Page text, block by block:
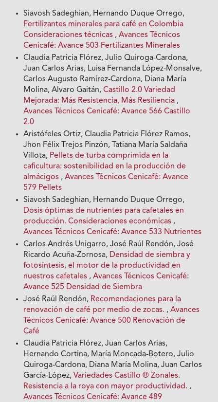
Siavosh Sadeghian, Hernando Duque Orrego,
Fertilizantes minerales para café en Colombia
Consideraciones técnicas ,Avances Técnicos
Cenicafé: Avance 503 Fertilizantes Minerales
Claudia Patricia Flórez, Julio Quiroga-Cardona,
Juan Carlos Arias, Luisa Fernanda López-Monsalve,
Carlos Augusto Ramírez-Cardona, Diana María
Molina, Alvaro Gaitán,Castillo 2.0 Variedad
Mejorada: Más Resistencia, Más Resiliencia ,
Avances Técnicos Cenicafé: Avance 566 Castillo
2.0
Aristófeles Ortiz, Claudia Patricia Flórez Ramos,
Jhon Félix Trejos Pinzón, Tatiana María Saldaña
Villota, Pellets de turba comprimida en la
caficultura: sostenibilidad en la producción de
almácigos ,Avances Técnicos Cenicafé: Avance
579 Pellets
Siavosh Sadeghian, Hernando Duque Orrego,
Dosis óptimas de nutrientes para cafetales en
producción. Consideraciones económicas ,
Avances Técnicos Cenicafé: Avance 533 Nutrientes
Carlos Andrés Unigarro, José Raúl Rendón, José
Ricardo Acuña-Zornosa, Densidad de siembra y
fotosíntesis, el motor de la productividad en
nuestros cafetales ,Avances Técnicos Cenicafé:
Avance 525 Densidad de Siembra
José Raúl Rendón, Recomendaciones para la
renovación de café por medio de zocas. ,Avances
Técnicos Cenicafé: Avance 500 Renovación de
Café
Claudia Patricia Flórez, Juan Carlos Arias,
Hernando Cortina, María Moncada-Botero, Julio
Quiroga-Cardona, Diana María Molina, Juan Carlos
García-López,Variedades Castillo ® Zonales.
Resistencia a la roya con mayor productividad. ,
Avances Técnicos Cenicafé: Avance 489